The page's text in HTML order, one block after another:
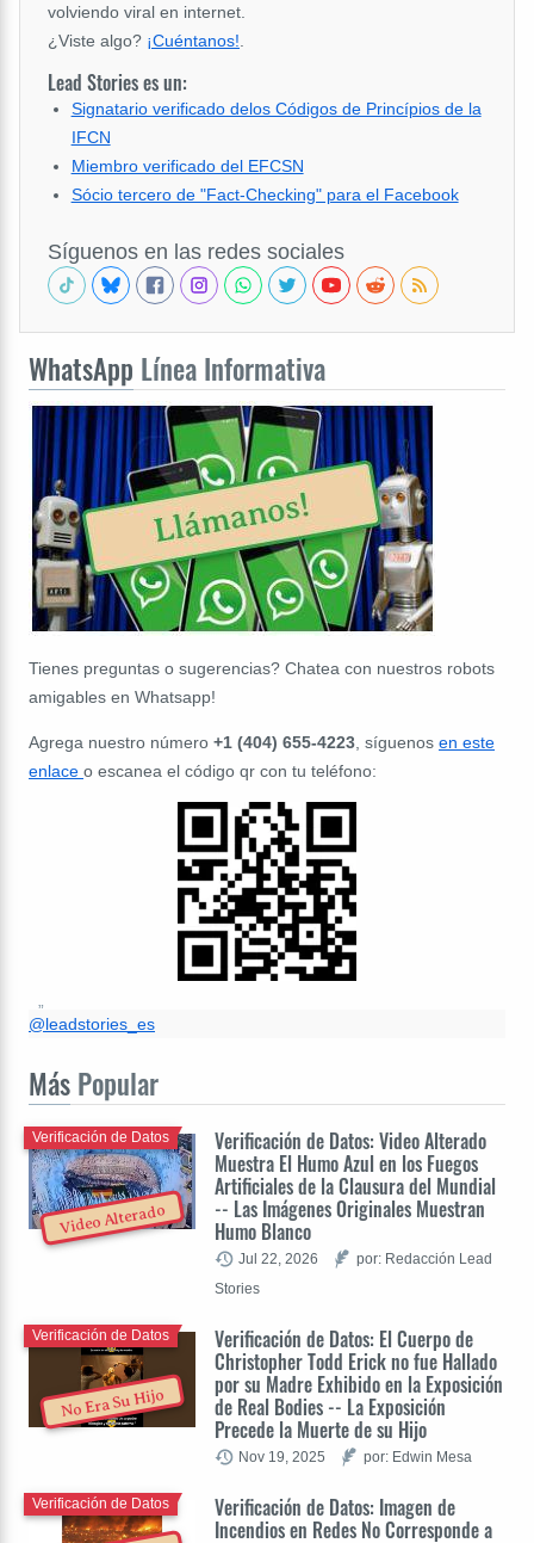
volviendo viral en internet.
¿Viste algo? ¡Cuéntanos!
Lead Stories es un:
Signatario verificado delos Códigos de Princípios de la
IFCN
Miembro verificado del EFCSN
Sócio tercero de "Fact-Checking" para el Facebook
Síguenos en las redes sociales
WhatsApp Línea Informativa
Tienes preguntas o sugerencias? Chatea con nuestros robots
amigables en Whatsapp!
Agrega nuestro número +1 (404) 655-4223 , síguenos en este
enlace o escanea el código qr con tu teléfono:
@leadstories_es
Más Popular
Video Alterado
Verificación de Datos: Video Alterado
Muestra El Humo Azul en los Fuegos
Artificiales de la Clausura del Mundial
-- Las Imágenes Originales Muestran
Humo Blanco
Verificación de Datos
Jul 22, 2026
por: Redacción Lead
Stories
No Era Su Hijo
Verificación de Datos: El Cuerpo de
Christopher Todd Erick no fue Hallado
por su Madre Exhibido en la Exposición
de Real Bodies -- La Exposición
Precede la Muerte de su Hijo
Verificación de Datos
Nov 19, 2025 por: Edwin Mesa
Verificación de Datos: Imagen de
Incendios en Redes No Corresponde a
Verificación de Datos